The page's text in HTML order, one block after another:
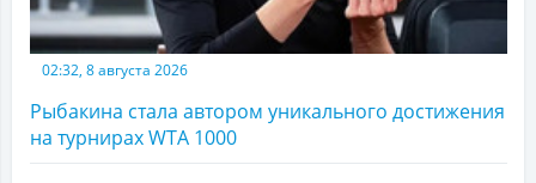
02:32, 8 августа 2026
Рыбакина стала автором уникального достижения
на турнирах WTA 1000